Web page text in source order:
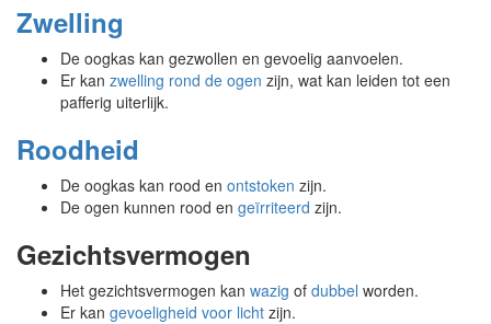
Zwelling
De oogkas kan gezwollen en gevoelig aanvoelen.
Er kan zwelling rond de ogen zijn, wat kan leiden tot een
pafferig uiterlijk.
Roodheid
De oogkas kan rood en ontstoken zijn.
De ogen kunnen rood en geïrriteerd zijn.
Gezichtsvermogen
Het gezichtsvermogen kan wazig of dubbel worden.
Er kan gevoeligheid voor licht zijn.